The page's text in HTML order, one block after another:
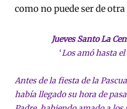
como no puede ser de
Jueves Santo La
‘Los amó hasta
Antes de la fiesta de la
había llegado su hora de